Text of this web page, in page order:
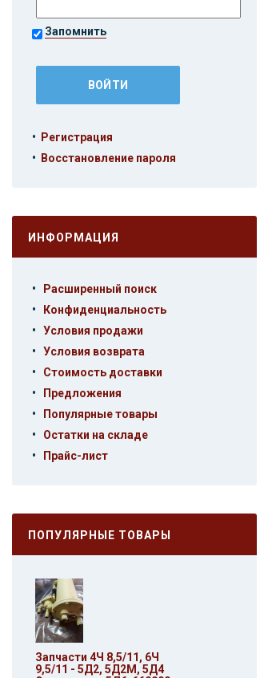
Запомнить
• Регистрация
• Восстановление пароля
ИНФОРМАЦИЯ
• Расширенный поиск
• Конфиденциальность
• Условия продажи
• Условия возврата
• Стоимость доставки
• Предложения
• Популярные товары
• Остатки на складе
• Прайс-лист
ПОПУЛЯРНЫЕ ТОВАРЫ
Запчасти 4Ч 8,5/11, 6Ч
9,5/11 - 5Д2, 5Д2М, 5Д4